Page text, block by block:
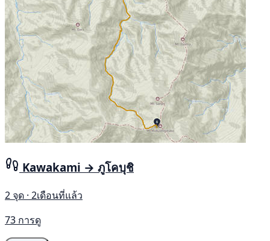
Kawakami → ภูโคบุชิ
2 จุด · 2เดือนที่แล้ว
73 การดู